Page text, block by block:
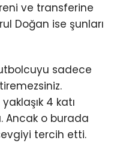
ve transferine
Doğan ise şunları
sadece
4 katı
Ancak o burada
tercih etti.